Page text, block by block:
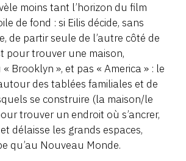
moins tant l’horizon du film
de fond : si Eilis décide, sans
de partir seule de l’autre côté de
pour trouver une maison,
« Brooklyn », et pas « America » : le
des tablées familiales et de
se construire (la maison/le
trouver un endroit où s’ancrer,
délaisse les grands espaces,
qu’au Nouveau Monde.